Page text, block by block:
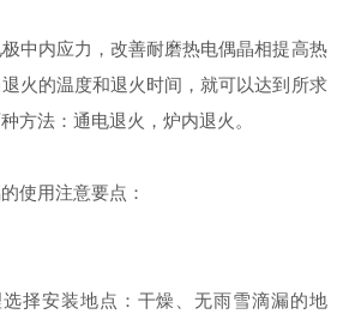
内应力，改善耐磨热电偶晶相提高热
火的温度和退火时间，就可以达到所求
方法：通电退火，炉内退火。
用注意要点：
安装地点：干燥、无雨雪滴漏的地